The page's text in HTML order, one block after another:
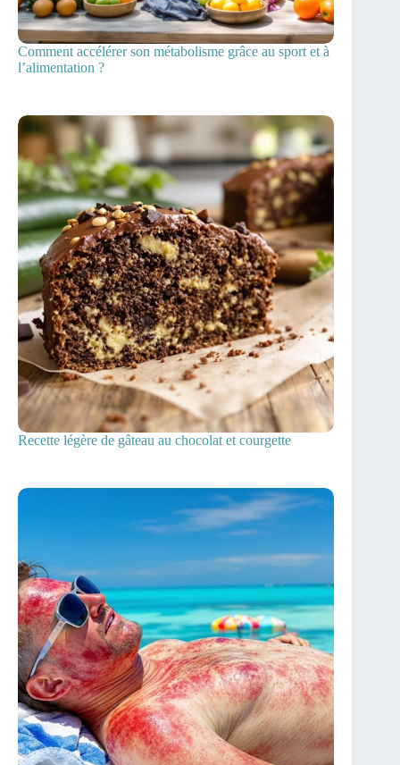
Comment accélérer son métabolisme grâce au sport et à
l’alimentation ?
Recette légère de gâteau au chocolat et courgette